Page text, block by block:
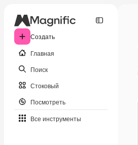
Создать
Главная
Поиск
Стоковый
Посмотреть
Все инструменты